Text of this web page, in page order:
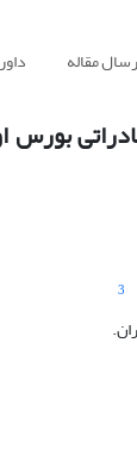
مقاله
بورس
3